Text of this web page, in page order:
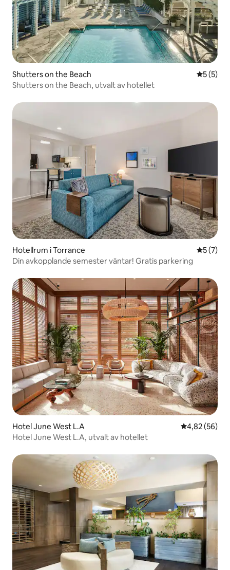
Shutters on the Beach 5 av 5 i
5 (5)
Shutters on the Beach, utvalt av hotellet
Hotellrum i Torrance 5 av 5 i
5 (7)
Din avkopplande semester väntar! Gratis parkering
Hotel June West L.A 4,82 av 5 i
4,82 (56)
Hotel June West L.A, utvalt av hotellet